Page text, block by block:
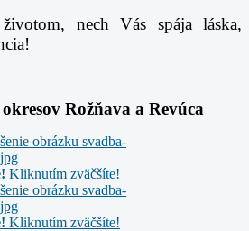
nech Vás spája láska,
Rožňava a Revúca
Kliknutím zväčšíte!
Kliknutím zväčšíte!